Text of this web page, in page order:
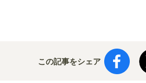
この記事をシェア